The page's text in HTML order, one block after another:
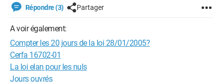
Répondre (3) Partager
A voir également:
Compter les 20 jours de la loi 28/01/2005?
Cerfa 16702-01
La loi elan pour les nuls
Jours ouvrés